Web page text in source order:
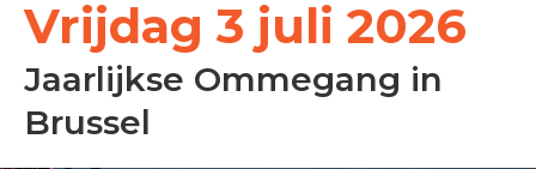
Vrijdag 3 juli 2026
Jaarlijkse Ommegang in
Brussel